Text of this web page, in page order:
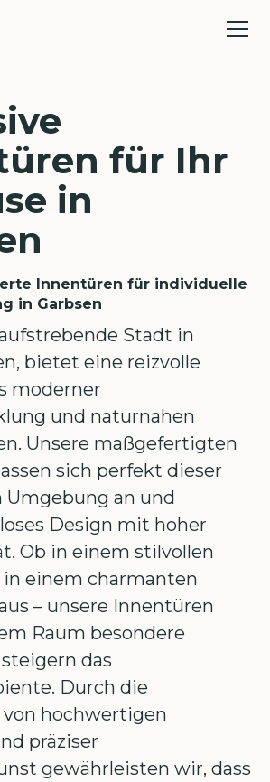
für Ihr
in
Innentüren für individuelle
in Garbsen
Stadt in
bietet eine reizvolle
moderner
und naturnahen
Unsere maßgefertigten
sich perfekt dieser
an und
Design mit hoher
Ob in einem stilvollen
in einem charmanten
– unsere Innentüren
Raum besondere
das
Durch die
hochwertigen
präziser
gewährleisten wir, dass